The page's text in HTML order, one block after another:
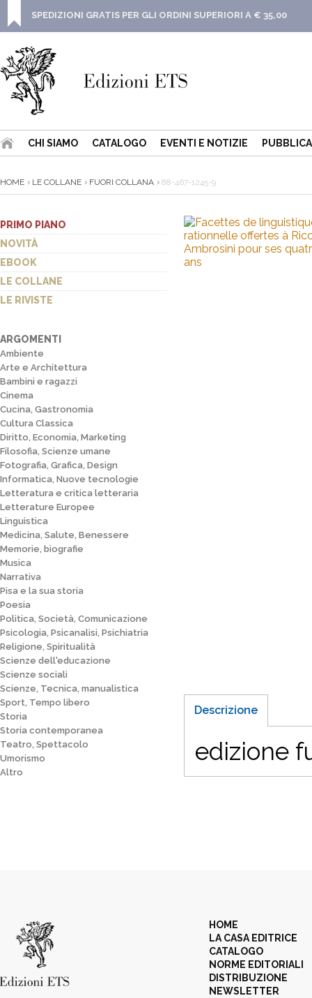
SPEDIZIONI GRATIS PER GLI ORDINI SUPERIORI A € 35,00
CHI SIAMO CATALOGO EVENTI E NOTIZIE
HOME LE COLLANE FUORI COLLANA 88-467-1245-9
PRIMO PIANO
NOVITÀ
EBOOK
LE COLLANE
LE RIVISTE
ARGOMENTI
Ambiente
Arte e Architettura
Bambini e ragazzi
Cinema
Cucina, Gastronomia
Cultura Classica
Diritto, Economia, Marketing
Filosofia, Scienze umane
Fotografia, Grafica, Design
Informatica, Nuove tecnologie
Letteratura e critica letteraria
Letterature Europee
Linguistica
Medicina, Salute, Benessere
Memorie, biografie
Musica
Narrativa
Pisa e la sua storia
Poesia
Politica, Società, Comunicazione
Psicologia, Psicanalisi, Psichiatria
Religione, Spiritualità
Scienze dell'educazione
Scienze sociali
Scienze, Tecnica, manualistica
Sport, Tempo libero
Storia
Storia contemporanea
Teatro, Spettacolo
Umorismo
Altro
Descrizione
edizione
HOME
LA CASA EDITRICE
CATALOGO
NORME EDITORIALI
DISTRIBUZIONE
NEWSLETTER